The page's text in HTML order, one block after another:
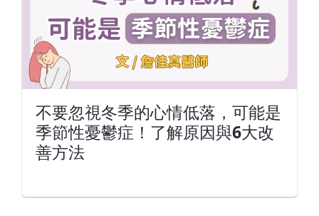
不要忽視冬季的心情低落，可能是
季節性憂鬱症！了解原因與6大改
善方法